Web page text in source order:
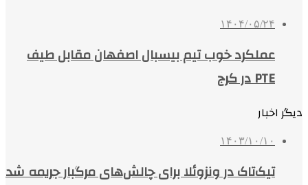
۱۴۰۴/۰۵/۲۴
عملکرد خوب تیم بیسبال اصفهان مقابل طیف
PTE در کرج
دیگر اخبار
۱۴۰۳/۱۰/۱۰
تیک‌تاک در ونزوئلا برای چالش‌های مرگبار جریمه شد